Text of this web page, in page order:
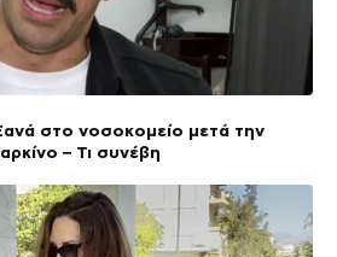
στο νοσοκομείο μετά την
– Τι συνέβη